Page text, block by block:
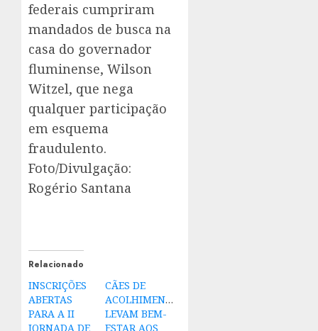
federais cumpriram
mandados de busca na
casa do governador
fluminense, Wilson
Witzel, que nega
qualquer participação
em esquema
fraudulento.
Foto/Divulgação:
Rogério Santana
Relacionado
INSCRIÇÕES
ABERTAS
PARA A II
JORNADA DE
CÃES DE
ACOLHIMENTO
LEVAM BEM-
ESTAR AOS